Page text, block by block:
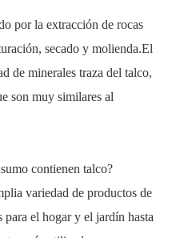
por la extracción de rocas
secado y molienda.El
de minerales traza del talco,
son muy similares al
contienen talco?
variedad de productos de
para el hogar y el jardín hasta